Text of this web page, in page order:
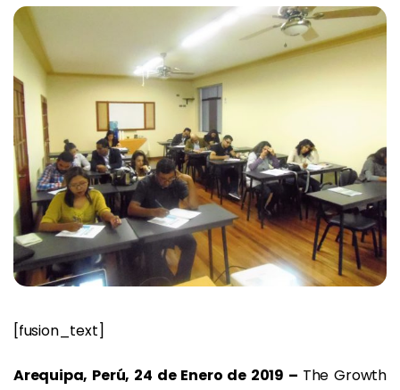
[fusion_text]
Arequipa, Perú, 24 de Enero de 2019 – The Growth